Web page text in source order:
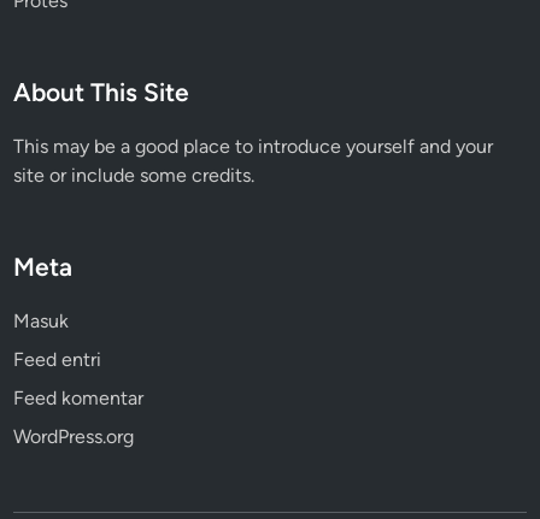
About This Site
This may be a good place to introduce yourself and your
site or include some credits.
Meta
Masuk
Feed entri
Feed komentar
WordPress.org